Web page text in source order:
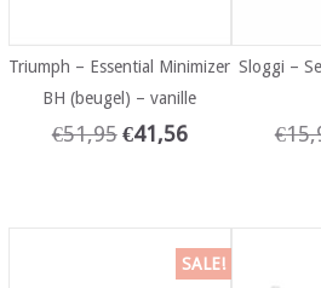
Triumph – Essential Minimizer
BH (beugel) – vanille
€51,95 €41,56
Sloggi –
€
SALE!